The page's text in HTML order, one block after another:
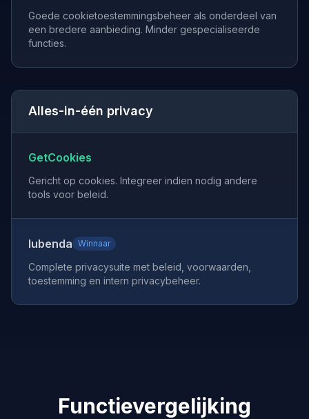
Goede cookietoestemmingsbeheer als onderdeel van
een bredere aanbieding. Minder gespecialiseerde
functies.
Alles-in-één privacy
GetCookies
Gericht op cookies. Integreer indien nodig andere
tools voor beleid.
Iubenda Winnaar
Complete privacysuite met beleid, voorwaarden,
toestemming en intern privacybeheer.
Functievergelijking